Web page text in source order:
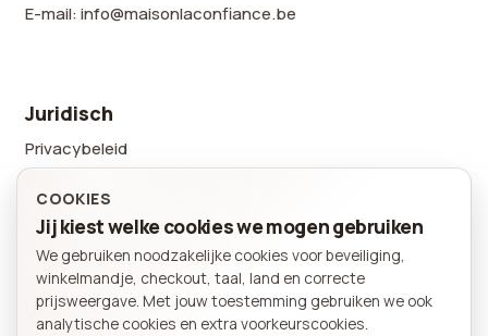
E-mail: info@maisonlaconfiance.be
Juridisch
Privacybeleid
Sitemap
Volg ons
COOKIES
Jij kiest welke cookies we mogen gebruiken
We gebruiken noodzakelijke cookies voor beveiliging,
winkelmandje, checkout, taal, land en correcte
prijsweergave. Met jouw toestemming gebruiken we ook
analytische cookies en extra voorkeurscookies.
BESTELLING
Winkelmand